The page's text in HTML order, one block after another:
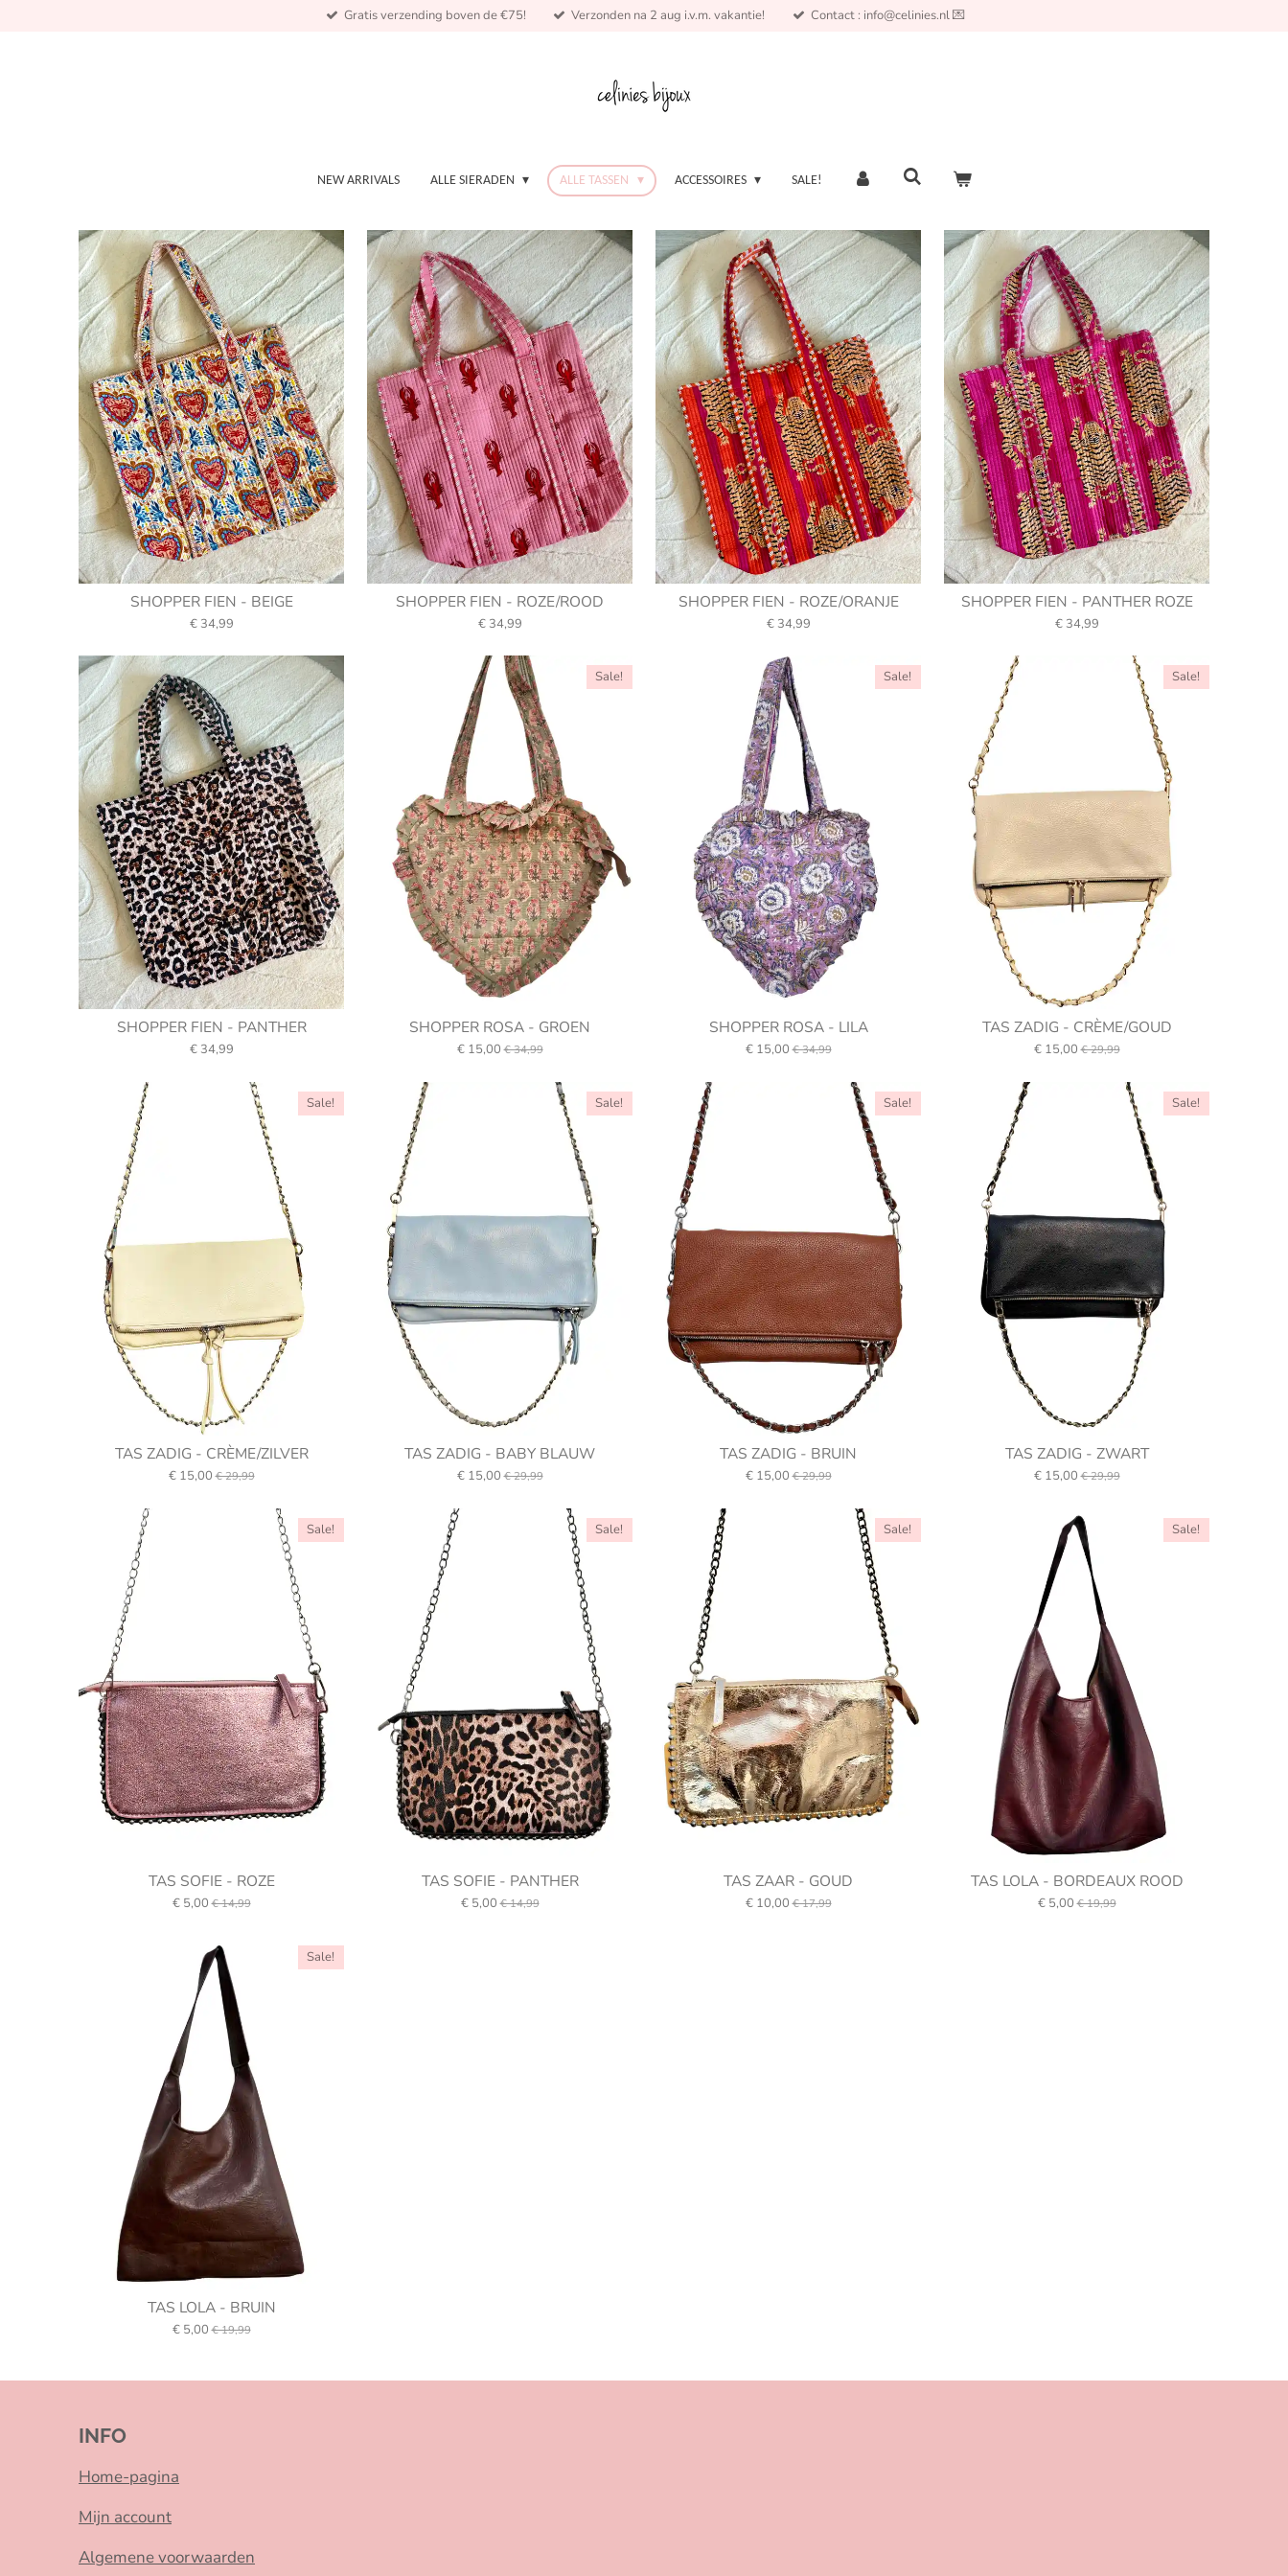
Gratis verzending boven de €75! Verzonden na 2 aug i.v.m. vakantie! Contact : info@celinies.nl 💌
NEW ARRIVALS ALLE SIERADEN ALLE TASSEN ACCESSOIRES SALE!
SHOPPER FIEN - BEIGE
€ 34,99
SHOPPER FIEN - ROZE/ROOD
€ 34,99
SHOPPER FIEN - ROZE/ORANJE
€ 34,99
SHOPPER FIEN - PANTHER ROZE
€ 34,99
SHOPPER FIEN - PANTHER
€ 34,99
Sale!
SHOPPER ROSA - GROEN
€ 15,00 € 34,99
Sale!
SHOPPER ROSA - LILA
€ 15,00 € 34,99
Sale!
TAS ZADIG - CRÈME/GOUD
€ 15,00 € 29,99
Sale!
TAS ZADIG - CRÈME/ZILVER
€ 15,00 € 29,99
Sale!
TAS ZADIG - BABY BLAUW
€ 15,00 € 29,99
Sale!
TAS ZADIG - BRUIN
€ 15,00 € 29,99
Sale!
TAS ZADIG - ZWART
€ 15,00 € 29,99
Sale!
TAS SOFIE - ROZE
€ 5,00 € 14,99
Sale!
TAS SOFIE - PANTHER
€ 5,00 € 14,99
Sale!
TAS ZAAR - GOUD
€ 10,00 € 17,99
Sale!
TAS LOLA - BORDEAUX ROOD
€ 5,00 € 19,99
Sale!
TAS LOLA - BRUIN
€ 5,00 € 19,99
INFO
Home-pagina
Mijn account
Algemene voorwaarden